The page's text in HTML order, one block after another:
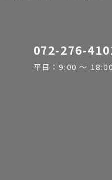
072-276-
平日：9:00 ～ 18:00